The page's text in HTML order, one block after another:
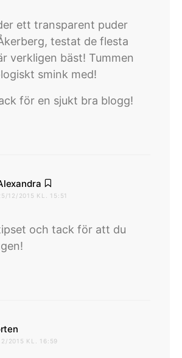
ett transparent puder
testat de flesta
verkligen bäst! Tummen
smink med!
för en sjukt bra blogg!
12/2015 KL. 15:51
och tack för att du
2015 KL. 16:59